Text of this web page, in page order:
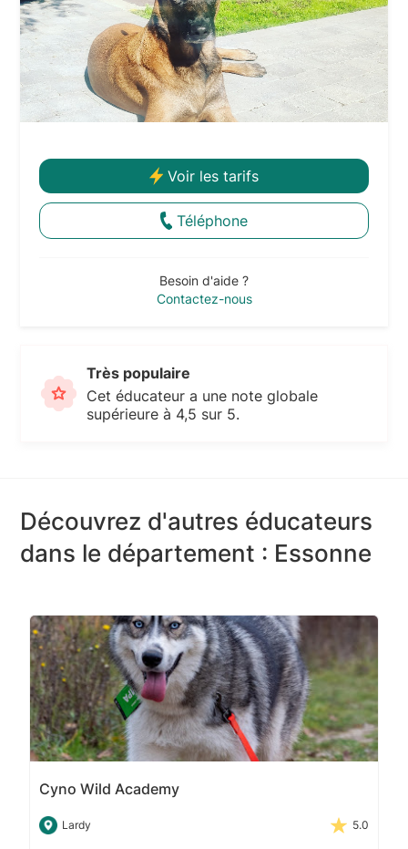
Voir les tarifs
Téléphone
Besoin d'aide ?
Contactez-nous
Très populaire
Cet éducateur a une note globale
supérieure à 4,5 sur 5.
Découvrez d'autres éducateurs
dans le département : Essonne
Cyno Wild Academy
Lardy 5.0